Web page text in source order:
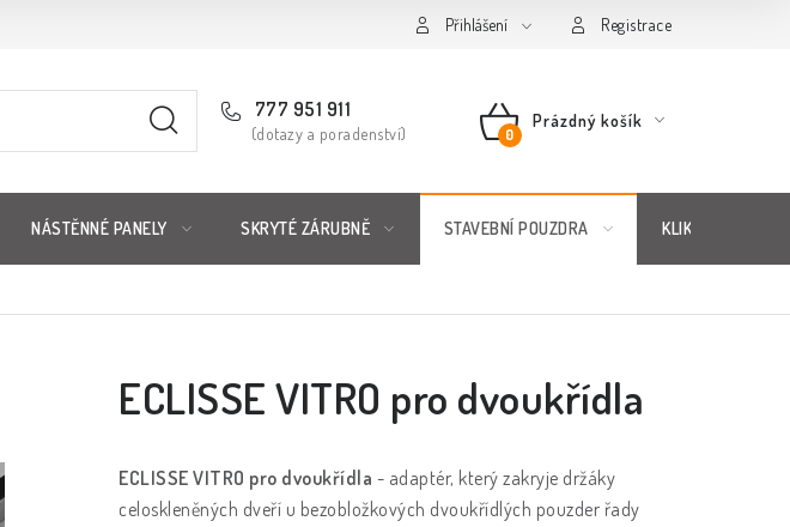
podmínky Posuzování Jakosti GDPR FAQ
Přihlášení Registrace
777 951 911
(dotazy a poradenství)
NÁKUPNÍ
Prázdný košík
NÁSTĚNNÉ PANELY SKRYTÉ ZÁRUBNĚ STAVEBNÍ POUZDRA KLIKY & KOVÁNÍ
ECLISSE VITRO pro dvoukřídla
ECLISSE VITRO pro dvoukřídla - adaptér, který zakryje držáky
celoskleněných dveří u bezobložkových dvoukřídlých pouzder řady